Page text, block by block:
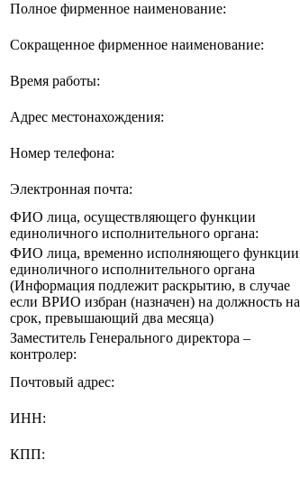
Полное фирменное наименование:
Сокращенное фирменное наименование:
Время работы:
Адрес местонахождения:
Номер телефона:
Электронная почта:
ФИО лица, осуществляющего функции
единоличного исполнительного органа:
ФИО лица, временно исполняющего функции
единоличного исполнительного органа
(Информация подлежит раскрытию, в случае
если ВРИО избран (назначен) на должность на
срок, превышающий два месяца)
Заместитель Генерального директора –
контролер:
Почтовый адрес:
ИНН:
КПП: